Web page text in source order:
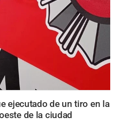
ejecutado de un tiro en la
de la ciudad